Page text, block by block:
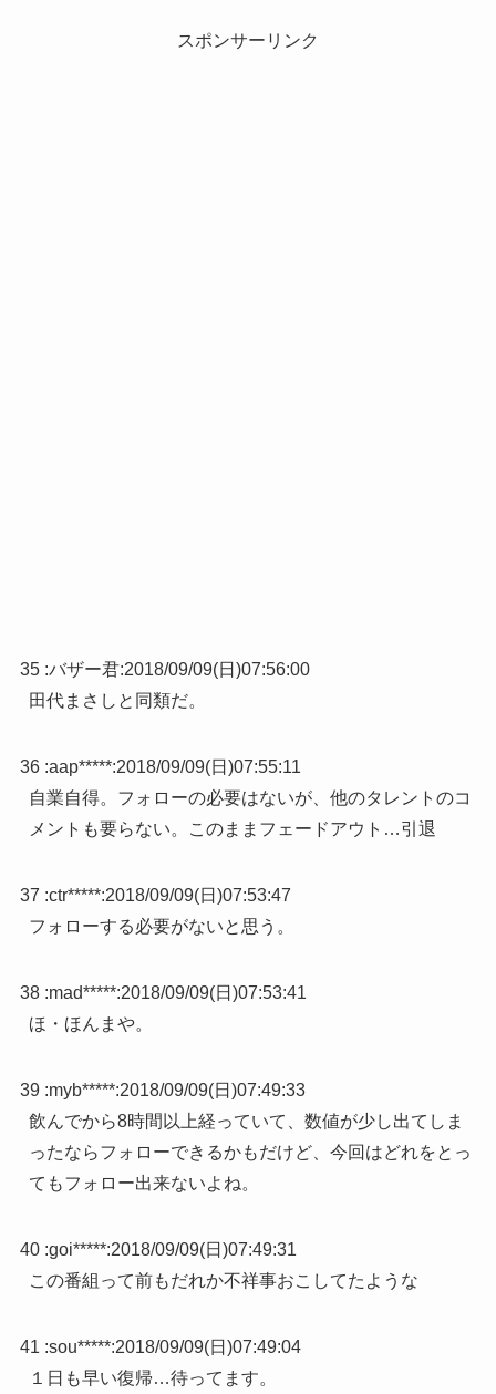
スポンサーリンク
35 :バザー君:2018/09/09(日)07:56:00
田代まさしと同類だ。
36 :aap*****:2018/09/09(日)07:55:11
自業自得。フォローの必要はないが、他のタレントのコ
メントも要らない。このままフェードアウト…引退
37 :ctr*****:2018/09/09(日)07:53:47
フォローする必要がないと思う。
38 :mad*****:2018/09/09(日)07:53:41
ほ・ほんまや。
39 :myb*****:2018/09/09(日)07:49:33
飲んでから8時間以上経っていて、数値が少し出てしま
ったならフォローできるかもだけど、今回はどれをとっ
てもフォロー出来ないよね。
40 :goi*****:2018/09/09(日)07:49:31
この番組って前もだれか不祥事おこしてたような
41 :sou*****:2018/09/09(日)07:49:04
１日も早い復帰…待ってます。